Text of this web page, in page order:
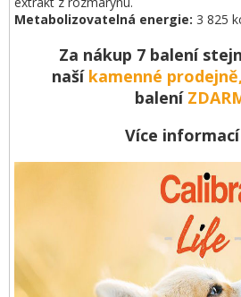
Metabolizovatelná energie: 3 825
Za nákup 7 balení
naší kamenné prodejně,
balení
Více informací